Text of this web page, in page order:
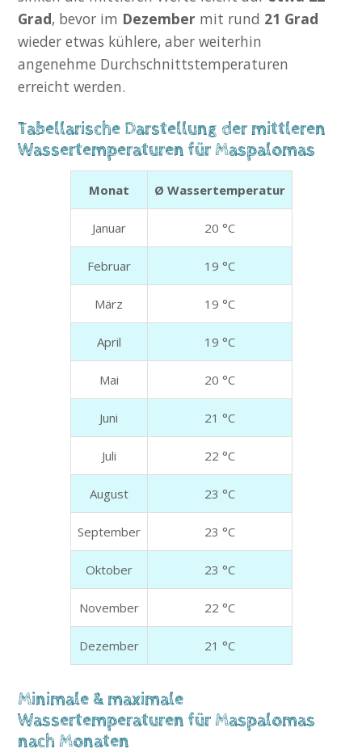
Grad, bevor im Dezember mit rund 21 Grad
wieder etwas kühlere, aber weiterhin
angenehme Durchschnittstemperaturen
erreicht werden.
Tabellarische Darstellung der mittleren
Wassertemperaturen für Maspalomas
Monat Ø Wassertemperatur
Januar 20 °C
Februar 19 °C
März 19 °C
April 19 °C
Mai 20 °C
Juni 21 °C
Juli 22 °C
August 23 °C
September 23 °C
Oktober 23 °C
November 22 °C
Dezember 21 °C
Minimale & maximale
Wassertemperaturen für Maspalomas
nach Monaten